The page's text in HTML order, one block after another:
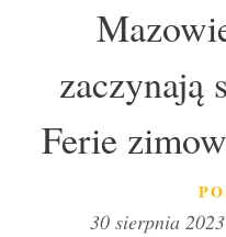
zaczynają
Ferie
30 sierpnia 2023